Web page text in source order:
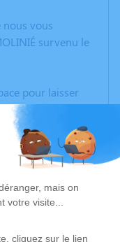
nous vous
survenu le
pour laisser
souvenirs, une
des
un lieu
de Baptistine
est